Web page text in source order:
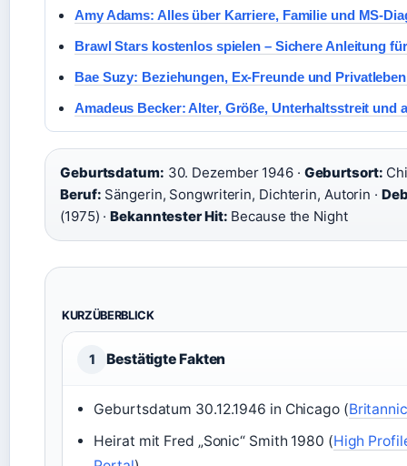
Amy Adams: Alles über Karriere, Familie und MS-
Brawl Stars kostenlos spielen – Sichere Anleitung
Bae Suzy: Beziehungen, Ex-Freunde und
Amadeus Becker: Alter, Größe, Unterhaltsstreit und
Geburtsdatum: 30. Dezember 1946 · Geburtsort:
Beruf: Sängerin, Songwriterin, Dichterin, Autorin ·
(1975) ·Bekanntester Hit: Because the Night
KURZÜBERBLICK
1 Bestätigte Fakten
Geburtsdatum 30.12.1946 in Chicago (
Heirat mit Fred „Sonic“ Smith 1980 (High